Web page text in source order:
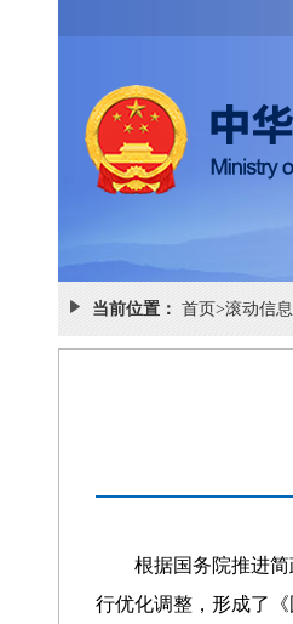
当前位置： 首页>滚动信息
根据国务院推进
行优化调整，形成了